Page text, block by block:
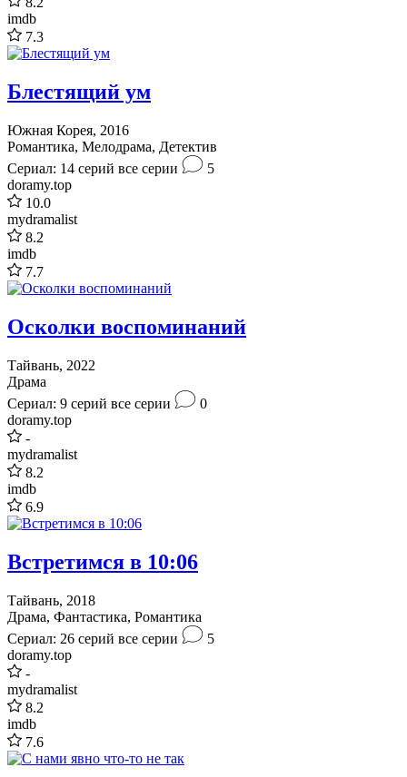
imdb
7.3
Блестящий ум
Южная Корея, 2016
Романтика, Мелодрама, Детектив
Сериал: 14 серий все серии
5
doramy.top
10.0
mydramalist
8.2
imdb
7.7
Осколки воспоминаний
Тайвань, 2022
Драма
Сериал: 9 серий все серии
0
doramy.top
-
mydramalist
8.2
imdb
6.9
Встретимся в 10:06
Тайвань, 2018
Драма, Фантастика, Романтика
Сериал: 26 серий все серии
5
doramy.top
-
mydramalist
8.2
imdb
7.6